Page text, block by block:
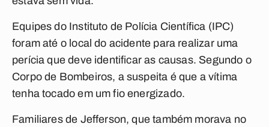
Equipes do Instituto de Polícia Científica (IPC)
foram até o local do acidente para realizar uma
perícia que deve identificar as causas. Segundo o
Corpo de Bombeiros, a suspeita é que a vítima
tenha tocado em um fio energizado.
Familiares de Jefferson, que também morava no